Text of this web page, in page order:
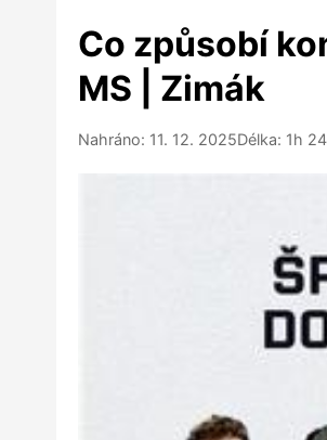
Co způsobí
MS | Zimák
Nahráno: 11. 12. 2025Délka: 1h